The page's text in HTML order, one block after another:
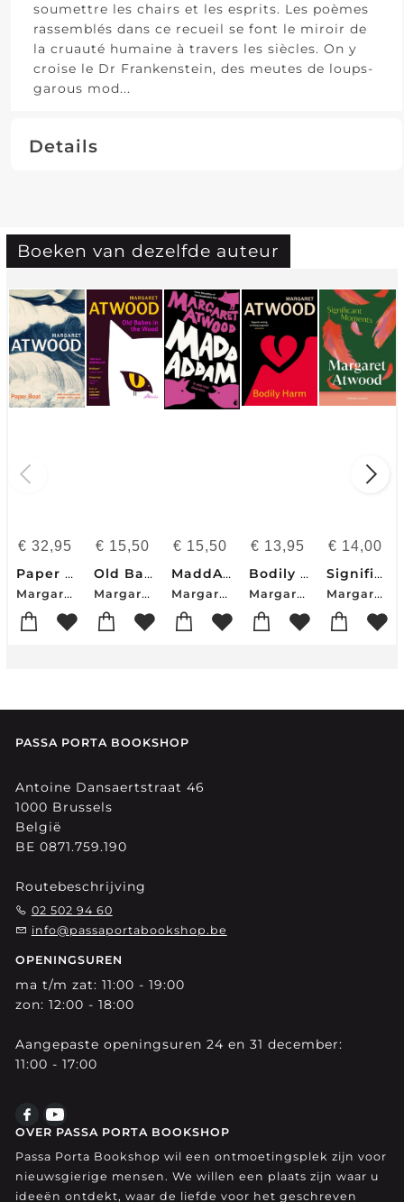
soumettre les chairs et les esprits. Les poèmes
rassemblés dans ce recueil se font le miroir de
la cruauté humaine à travers les siècles. On y
croise le Dr Frankenstein, des meutes de loups-
garous mod...
Details
Boeken van dezelfde auteur
€ 32,95
Paper Boat
Margaret Atwood
€ 15,50
Old Babes in the Wood
Margaret Atwood
€ 15,50
MaddAddam
Margaret Atwood
€ 13,95
Bodily Harm
Margaret Atwood
€ 14,00
Significant Moments
Margaret Atwood
PASSA PORTA BOOKSHOP
Antoine Dansaertstraat 46
1000 Brussels
België
BE 0871.759.190
Routebeschrijving
02 502 94 60
info@passaportabookshop.be
OPENINGSUREN
ma t/m zat: 11:00 - 19:00
zon: 12:00 - 18:00
Aangepaste openingsuren 24 en 31 december:
11:00 - 17:00
OVER PASSA PORTA BOOKSHOP
Passa Porta Bookshop wil een ontmoetingsplek zijn voor
nieuwsgierige mensen. We willen een plaats zijn waar u
ideeën ontdekt, waar de liefde voor het geschreven